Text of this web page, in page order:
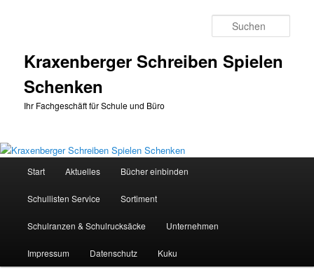
Kraxenberger Schreiben Spielen
Schenken
Ihr Fachgeschäft für Schule und Büro
Start Aktuelles Bücher einbinden
Schullisten Service Sortiment
Schulranzen & Schulrucksäcke Unternehmen
Impressum Datenschutz Kuku